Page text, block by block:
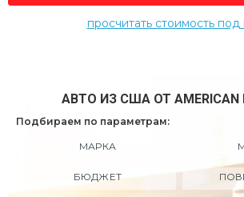
просчитать стоимость
АВТО ИЗ США ОТ AMERICAN
Подбираем по параметрам:
МАРКА
БЮДЖЕТ